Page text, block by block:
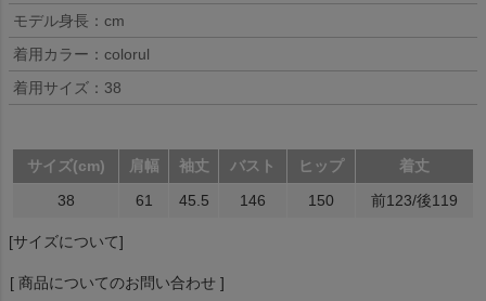
モデル身長：cm
着用カラー：colorul
着用サイズ：38
サイズ(cm) 肩幅 袖丈 バスト ヒップ
着丈
38
61 45.5 146 150 前123/後119
[サイズについて]
[ 商品についてのお問い合わせ ]